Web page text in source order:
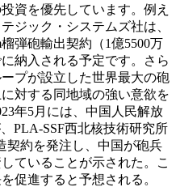
資を優先しています。例え
ジック・システムズ社は、
弾砲輸出契約（1億5500万
納入される予定です。さら
プが設立した世界最大の砲
対する同地域の強い意欲を
年5月には、中国人民解放
PLA-SSF西北核技術研究所
契約を発注し、中国が砲兵
ていることが示された。こ
促進すると予想される。